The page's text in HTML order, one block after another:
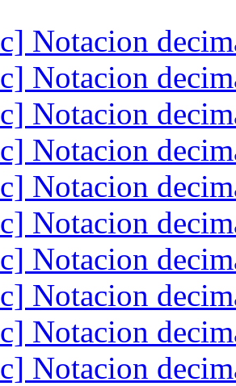
Notacion
Notacion
Notacion
Notacion
Notacion
Notacion
Notacion
Notacion
Notacion
Notacion